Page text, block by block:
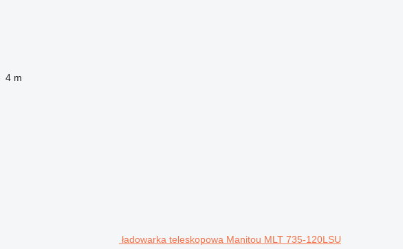
4 m
ładowarka teleskopowa Manitou MLT 735-120LSU